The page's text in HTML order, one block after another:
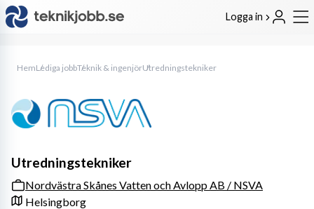
Logga in
HemLediga jobbTeknik & ingenjörUtredningstekniker
Utredningstekniker
Nordvästra Skånes Vatten och Avlopp AB / NSVA
Helsingborg